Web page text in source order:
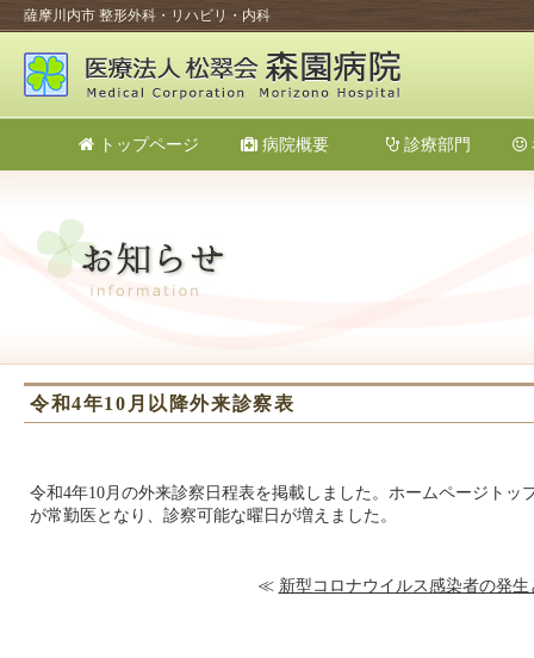
薩摩川内市 整形外科・リハビリ・内科
トップページ 病院概要 診療部門
令和4年10月以降外来診察表
令和4年10月の外来診察日程表を掲載しました。ホームページト
が常勤医となり、診察可能な曜日が増えました。
≪ 新型コロナウイルス感染者の発